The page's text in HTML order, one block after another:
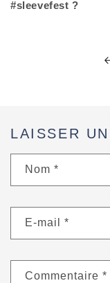
#sleevefest ?
LAISSER
Nom *
E-mail *
Commentaire *